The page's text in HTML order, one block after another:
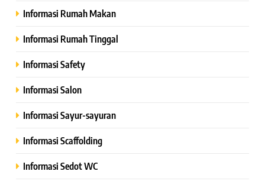
Informasi Rumah Makan
Informasi Rumah Tinggal
Informasi Safety
Informasi Salon
Informasi Sayur-sayuran
Informasi Scaffolding
Informasi Sedot WC